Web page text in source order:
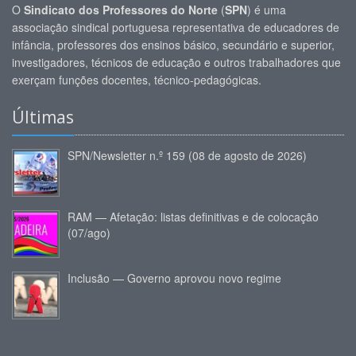
O Sindicato dos Professores do Norte (SPN) é uma
associação sindical portuguesa representativa de educadores de
infância, professores dos ensinos básico, secundário e superior,
investigadores, técnicos de educação e outros trabalhadores que
exerçam funções docentes, técnico-pedagógicas.
Últimas
SPN/Newsletter n.º 159 (08 de agosto de 2026)
RAM — Afetação: listas definitivas e de colocação
(07/ago)
Inclusão — Governo aprovou novo regime